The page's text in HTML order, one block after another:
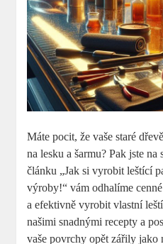
Máte pocit, že vaše staré
na lesku a šarmu? Pak jste
článku „Jak si vyrobit leštící
výroby!“ vám odhalíme
a efektivně vyrobit vlastní
našimi snadnými recepty a
vaše povrchy opět zářily jako